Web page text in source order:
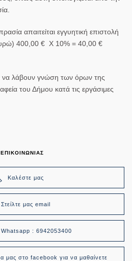
απαιτείται εγγυητική επιστολή
400,00 € Χ 10% = 40,00 €
να λάβουν γνώση των όρων της
του Δήμου κατά τις εργάσιμες
Καλέστε μας
Στείλτε μας email
: 6942053400
μας στο facebook για να μαθαίνετε